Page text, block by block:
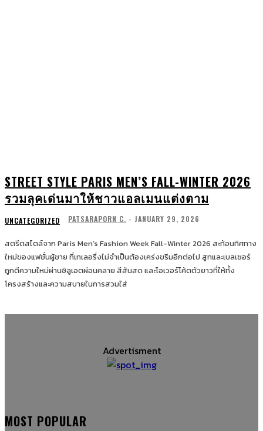
STREET STYLE PARIS MEN’S FALL-WINTER 2026
รวมลุคเด่นมาให้ชาวแอลเมนแต่งตาม
UNCATEGORIZED PATSARAPORN C. - JANUARY 29, 2026
สตรีตสไตล์จาก Paris Men’s Fashion Week Fall-Winter 2026 สะท้อนทิศทาง
ใหม่ของแฟชั่นผู้ชาย ที่เทเลอริ่งไม่จำเป็นต้องเคร่งขรึมอีกต่อไป สูทและเบลเซอร์
ถูกตีความใหม่ผ่านซิลูเอตผ่อนคลาย สีสันสด และโอเวอร์โค้ตตัวยาวที่ให้ทั้ง
โครงสร้างและความสบายในการสวมใส่
Advertisment
MOST POPULAR